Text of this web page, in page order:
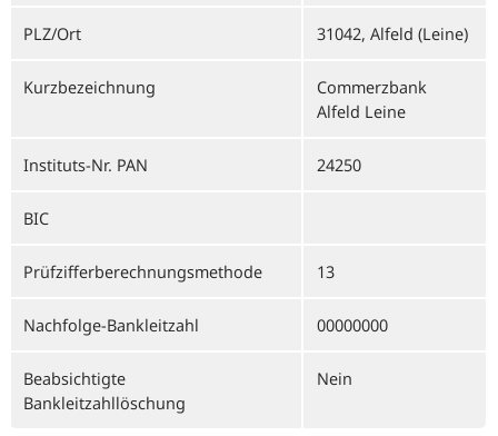
PLZ/Ort 31042, Alfeld (Leine)
Kurzbezeichnung
Commerzbank
Alfeld Leine
Instituts-Nr. PAN 24250
BIC
Prüfzifferberechnungsmethode 13
Nachfolge-Bankleitzahl 00000000
Beabsichtigte
Bankleitzahllöschung
Nein